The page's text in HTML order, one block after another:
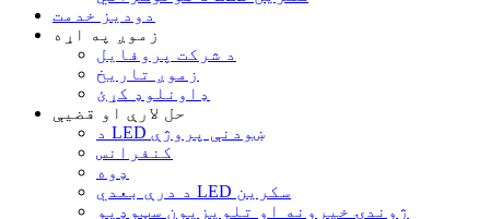
دودیز خدمت
زموږ په اړه
د شرکت پروفایل
زموږ تاریخ
ډاونلوډ کړئ
حل لارې او قضیې
د LED ښودنې پروژې
کنفرانس
ډوه
د درې بعدي LED سکرین
ژوندۍ خپرونه او تلویزیون سټوډیو